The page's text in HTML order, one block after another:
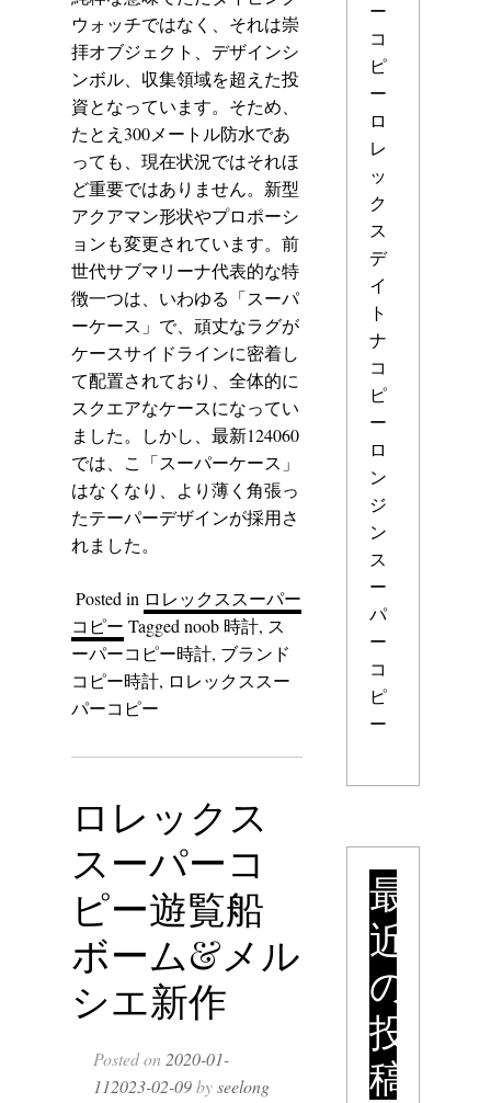
ウォッチではなく、それは崇
拝オブジェクト、デザインシ
ンボル、収集領域を超えた投
資となっています。そため、
たとえ300メートル防水であ
っても、現在状況ではそれほ
ど重要ではありません。新型
アクアマン形状やプロポーシ
ョンも変更されています。前
世代サブマリーナ代表的な特
徴一つは、いわゆる「スーパ
ーケース」で、頑丈なラグが
ケースサイドラインに密着し
て配置されており、全体的に
スクエアなケースになってい
ました。しかし、最新124060
では、こ「スーパーケース」
はなくなり、より薄く角張っ
たテーパーデザインが採用さ
れました。
Posted in ロレックススーパー
コピー Tagged noob 時計, ス
ーパーコピー時計, ブランド
コピー時計, ロレックススー
パーコピー
ロレックス
スーパーコ
ピー遊覧船
ボーム&メル
シエ新作
Posted on 2020-01-
112023-02-09byseelong
ー
コ
ピ
ー
ロ
レ
ッ
ク
ス
デ
イ
ト
ナ
コ
ピ
ー
ロ
ン
ジ
ン
ス
ー
パ
ー
コ
ピ
ー
最
近
の
投
稿